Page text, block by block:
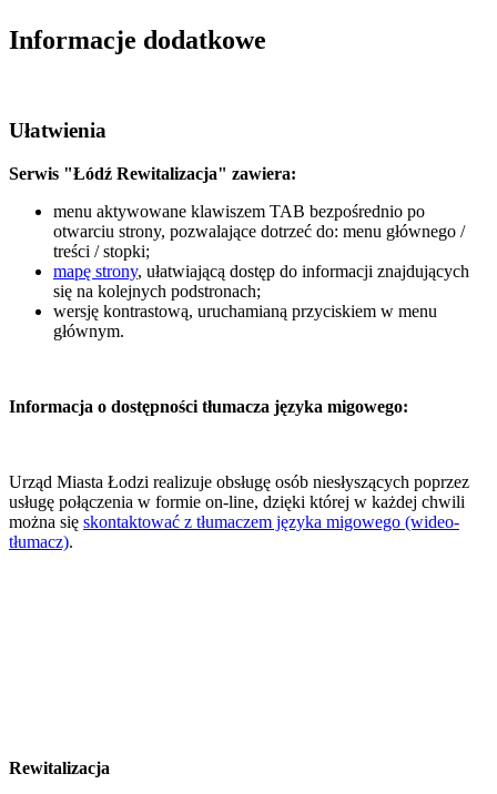
Informacje dodatkowe
Ułatwienia
Serwis "Łódź Rewitalizacja" zawiera:
menu aktywowane klawiszem TAB bezpośrednio po
otwarciu strony, pozwalające dotrzeć do: menu głównego /
treści / stopki;
mapę strony, ułatwiającą dostęp do informacji znajdujących
się na kolejnych podstronach;
wersję kontrastową, uruchamianą przyciskiem w menu
głównym.
Informacja o dostępności tłumacza języka migowego:
Urząd Miasta Łodzi realizuje obsługę osób niesłyszących poprzez
usługę połączenia w formie on-line, dzięki której w każdej chwili
można się skontaktować z tłumaczem języka migowego (wideo-
tłumacz).
Rewitalizacja